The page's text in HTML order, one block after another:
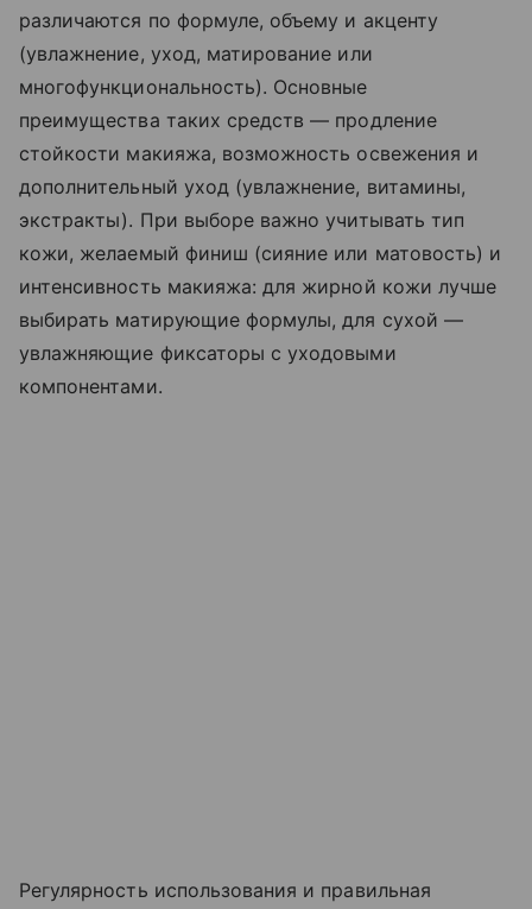
различаются по формуле, объему и акценту
(увлажнение, уход, матирование или
многофункциональность). Основные
преимущества таких средств — продление
стойкости макияжа, возможность освежения и
дополнительный уход (увлажнение, витамины,
экстракты). При выборе важно учитывать тип
кожи, желаемый финиш (сияние или матовость) и
интенсивность макияжа: для жирной кожи лучше
выбирать матирующие формулы, для сухой —
увлажняющие фиксаторы с уходовыми
компонентами.
Регулярность использования и правильная